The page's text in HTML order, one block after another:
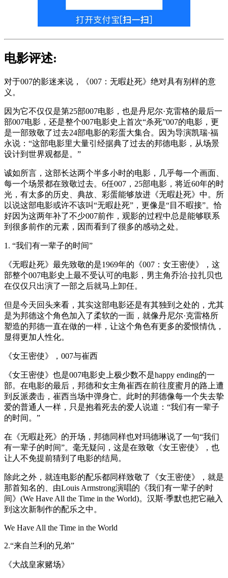
电影评述:
对于007的影迷来说，《007：无暇赴死》绝对具有别样的意
义。
因为它不仅仅是第25部007电影，也是丹尼尔·克雷格的最后一
部007电影，还是整个007电影史上首次“杀死”007的电影，更
是一部致敬了过去24部电影的彩蛋大集合。因为导演凯瑞·福
永说：“这部电影里大量引经据典了过去的邦德电影，从场景
设计到世界观都是。”
诚如所言，这部长达两个半多小时的电影，几乎每一个画面、
每一个场景都在致敬过去。6任007，25部电影，将近60年的时
光，有太多的历史、典故、彩蛋能够放进《无暇赴死》中。所
以说这部电影或许不该叫“无暇赴死”，更像是“目不暇接”。恰
好因为这两年补了不少007前作，观影的过程中总是能够联系
到很多前作的元素，因而看到了很多的感动之处。
1. “我们有一辈子的时间”
《无暇赴死》最先致敬的是1969年的《007：女王密使》，这
部整个007电影史上最不受认可的电影，男主角乔治·拉扎贝也
在仅仅只出演了一部之后就马上卸任。
但是今天回头来看，其实这部电影还是有其独到之处的，尤其
是为邦德这个角色加入了柔软的一面，就像丹尼尔·克雷格所
塑造的邦德一直在做的一样，让这个角色有更多的爱恨情仇，
显得更加人性化。
《女王密使》，007与崔西
《女王密使》也是007电影史上极少数不是happy ending的一
部。在电影的最后，邦德和女主角崔西在前往度蜜月的路上遭
到反派袭击，崔西当场中弹身亡。此时的邦德像每一个失去挚
爱的普通人一样，只是抱着死去的爱人说道：“我们有一辈子
的时间。”
在《无暇赴死》的开场，邦德同样也对玛德琳说了一句“我们
有一辈子的时间”。毫无疑问，这是在致敬《女王密使》，也
让人不免提前猜到了电影的结局。
除此之外，就连电影的配乐都同样致敬了《女王密使》，就是
那首知名的、由Louis Armstrong演唱的《我们有一辈子的时
间》(We Have All the Time in the World)。汉斯·季默也把它融入
到这次新制作的配乐之中。
We Have All the Time in the World
2.“来自兰利的兄弟”
《大战皇家赌场》